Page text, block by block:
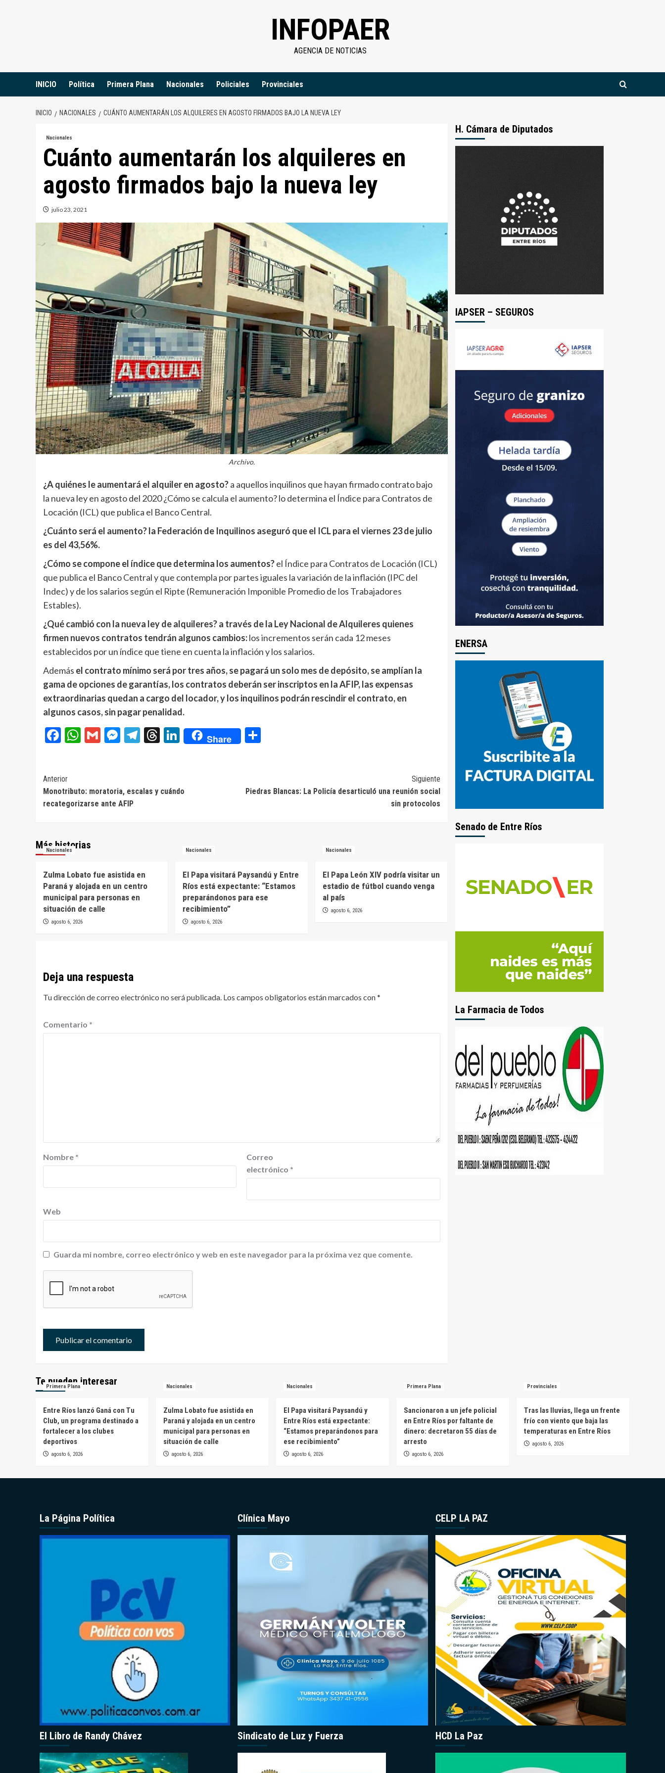
INFOPAER
AGENCIA DE NOTICIAS
INICIO Política Primera Plana Nacionales Policiales Provinciales
INICIO NACIONALES CUÁNTO AUMENTARÁN LOS ALQUILERES EN AGOSTO FIRMADOS BAJO LA NUEVA LEY
Nacionales
Cuánto aumentarán los alquileres en
agosto firmados bajo la nueva ley
julio 23, 2021
Archivo.
¿A quiénes le aumentará el alquiler en agosto?a aquellos inquilinos que hayan firmado contrato bajo
la nueva ley en agosto del 2020 ¿Cómo se calcula el aumento? lo determina el Índice para Contratos de
Locación (ICL) que publica el Banco Central.
¿Cuánto será el aumento? la Federación de Inquilinos aseguró que el ICL para el viernes 23 de julio
es del 43,56%.
¿Cómo se compone el índice que determina los aumentos?el Índice para Contratos de Locación (ICL)
que publica el Banco Central y que contempla por partes iguales la variación de la inflación (IPC del
Indec) y de los salarios según el Ripte (Remuneración Imponible Promedio de los Trabajadores
Estables).
¿Qué cambió con la nueva ley de alquileres? a través de la Ley Nacional de Alquileres quienes
firmen nuevos contratos tendrán algunos cambios:los incrementos serán cada 12 meses
establecidos por un índice que tiene en cuenta la inflación y los salarios.
Además el contrato mínimo será por tres años, se pagará un solo mes de depósito, se amplían la
gama de opciones de garantías, los contratos deberán ser inscriptos en la AFIP, las expensas
extraordinarias quedan a cargo del locador, y los inquilinos podrán rescindir el contrato, en
algunos casos, sin pagar penalidad.
Facebook
WhatsApp
GmailMessenger
Telegram
Threads
LinkedIn
Share
Navegación
de
entradas
Anterior
Monotributo: moratoria, escalas y cuándo
recategorizarse ante AFIP
Siguiente
Piedras Blancas: La Policía desarticuló una reunión social
sin protocolos
Más historias
Nacionales
Zulma Lobato fue asistida en
Paraná y alojada en un centro
municipal para personas en
situación de calle
agosto 6, 2026
Nacionales
El Papa visitará Paysandú y Entre
Ríos está expectante: “Estamos
preparándonos para ese
recibimiento”
agosto 6, 2026
Nacionales
El Papa León XIV podría visitar un
estadio de fútbol cuando venga
al país
agosto 6, 2026
Deja una respuesta
Tu dirección de correo electrónico no será publicada. Los campos obligatorios están marcados con*
Comentario *
Nombre *
Correo
electrónico *
Web
Guarda mi nombre, correo electrónico y web en este navegador para la próxima vez que comente.
H. Cámara de Diputados
IAPSER – SEGUROS
ENERSA
Senado de Entre Ríos
La Farmacia de Todos
Te pueden interesar
Primera Plana
Entre Ríos lanzó Ganá con Tu
Club, un programa destinado a
fortalecer a los clubes
deportivos
agosto 6, 2026
Nacionales
Zulma Lobato fue asistida en
Paraná y alojada en un centro
municipal para personas en
situación de calle
agosto 6, 2026
Nacionales
El Papa visitará Paysandú y
Entre Ríos está expectante:
“Estamos preparándonos para
ese recibimiento”
agosto 6, 2026
Primera Plana
Sancionaron a un jefe policial
en Entre Ríos por faltante de
dinero: decretaron 55 días de
arresto
agosto 6, 2026
Provinciales
Tras las lluvias, llega un frente
frío con viento que baja las
temperaturas en Entre Ríos
agosto 6, 2026
La Página Política
El Libro de Randy Chávez
Clínica Mayo
Sindicato de Luz y Fuerza
CELP LA PAZ
HCD La Paz